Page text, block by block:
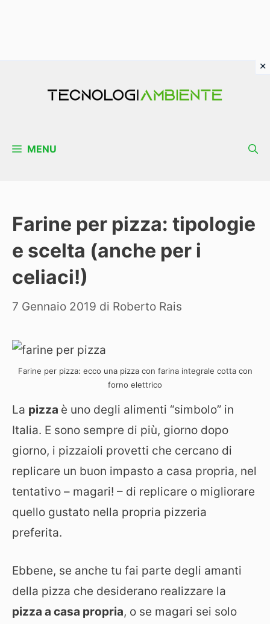
MENU
Farine per pizza: tipologie
e scelta (anche per i
celiaci!)
7 Gennaio 2019 di Roberto Rais
Farine per pizza: ecco una pizza con farina integrale cotta con
forno elettrico
La pizza è uno degli alimenti “simbolo” in
Italia. E sono sempre di più, giorno dopo
giorno, i pizzaioli provetti che cercano di
replicare un buon impasto a casa propria, nel
tentativo – magari! – di replicare o migliorare
quello gustato nella propria pizzeria
preferita.
Ebbene, se anche tu fai parte degli amanti
della pizza che desiderano realizzare la
pizza a casa propria, o se magari sei solo